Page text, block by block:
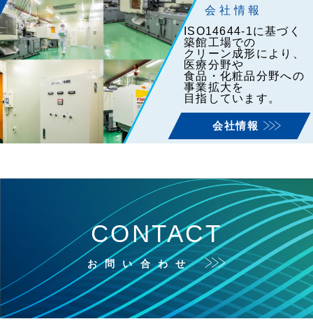
会社情報
ISO14644-1に基づく
築館工場での
クリーン成形により、
医療分野や
食品・化粧品分野への
事業拡大を
目指しています。
会社情報
CONTACT
お問い合わせ